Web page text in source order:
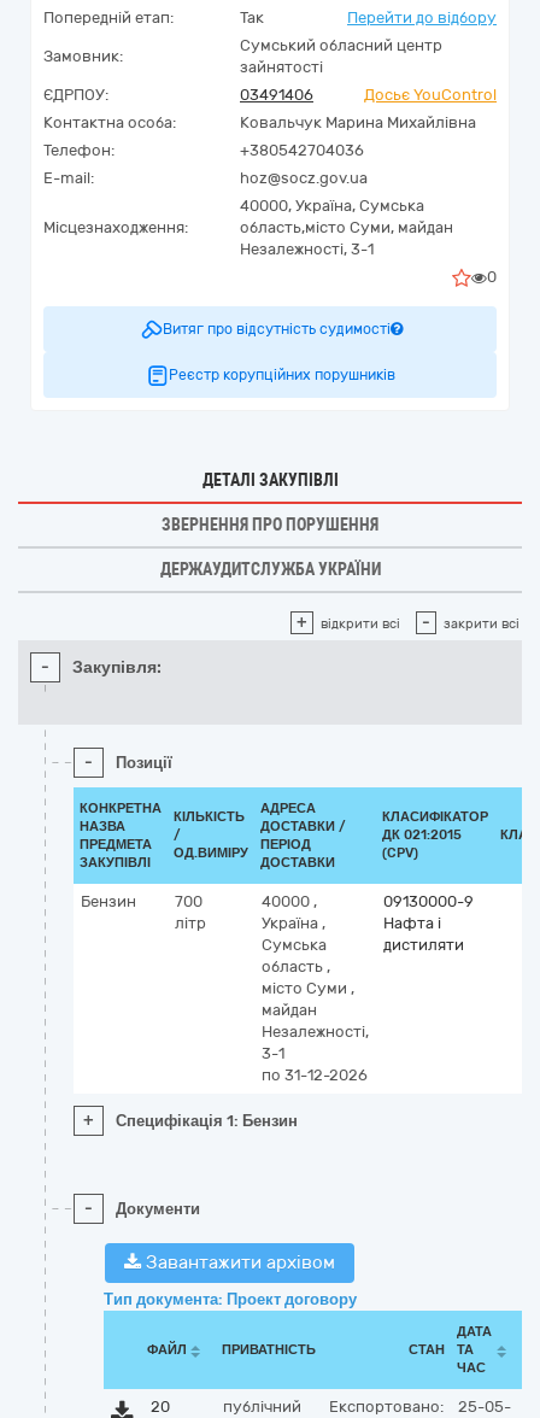
Попередній етап:
Так Перейти до відбору
Замовник:
Сумський обласний центр
зайнятості
ЄДРПОУ:
03491406
Досьє YouControl
Контактна особа:
Ковальчук Марина Михайлівна
Телефон:
+380542704036
E-mail:
hoz@socz.gov.ua
Місцезнаходження:
40000, Україна, Сумська
область,місто Суми, майдан
Незалежності, 3-1
0
Витяг про відсутність судимості
Реєстр корупційних порушників
ДЕТАЛІ ЗАКУПІВЛІ
ЗВЕРНЕННЯ ПРО ПОРУШЕННЯ
ДЕРЖАУДИТСЛУЖБА УКРАЇНИ
+ відкрити всі - закрити всі
- Закупівля:
- Позиції
КОНКРЕТНА
НАЗВА
ПРЕДМЕТА
ЗАКУПІВЛІ
КІЛЬКІСТЬ
/
ОД.ВИМІРУ
АДРЕСА
ДОСТАВКИ /
ПЕРІОД
ДОСТАВКИ
КЛАСИФІКАТОР
ДК 021:2015
(CPV)
Бензин
700
літр
40000 ,
Україна ,
Сумська
область ,
місто Суми ,
майдан
Незалежності,
3-1
по 31-12-2026
09130000-9
Нафта і
дистиляти
+ Специфікація 1: Бензин
- Документи
Завантажити архівом
Тип документа: Проект договору
ФАЙЛ ПРИВАТНІСТЬ СТАН
ДАТА
ТА
ЧАС
20
публічний Експортовано:
25-05-